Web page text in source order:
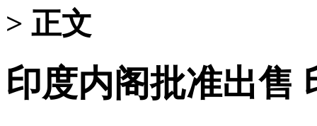
> 正文
印度内阁批准出售